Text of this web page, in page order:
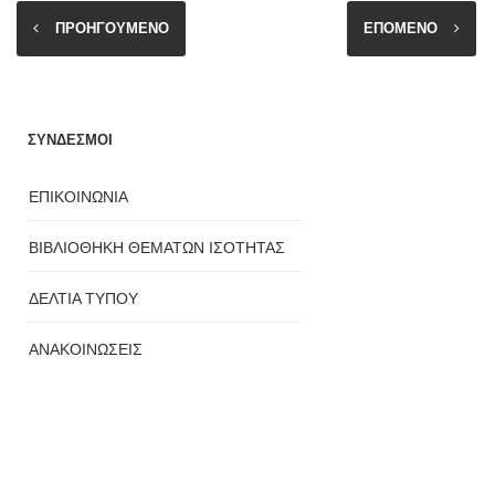
ΠΡΟΗΓΟΥΜΕΝΟ ΕΠΟΜΕΝΟ
ΣΥΝΔΕΣΜΟΙ
ΕΠΙΚΟΙΝΩΝΙΑ
ΒΙΒΛΙΟΘΗΚΗ ΘΕΜΑΤΩΝ ΙΣΟΤΗΤΑΣ
ΔΕΛΤΙΑ ΤΥΠΟΥ
ΑΝΑΚΟΙΝΩΣΕΙΣ